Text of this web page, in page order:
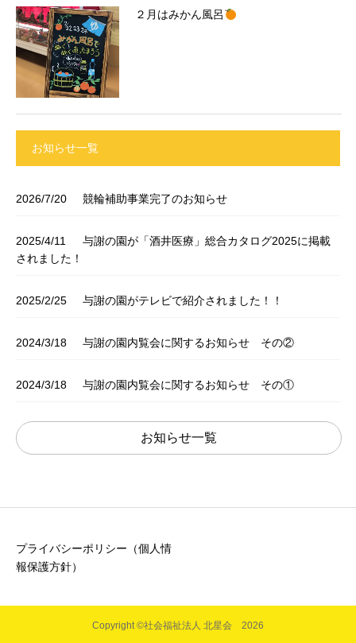
２月はみかん風呂
お知らせ一覧
2026/7/20 競輪補助事業完了のお知らせ
2025/4/11
与謝の園が「酒井医療」総合カタログ2025に掲載
されました！
2025/2/25 与謝の園がテレビで紹介されました！！
2024/3/18 与謝の園内覧会に関するお知らせ その②
2024/3/18 与謝の園内覧会に関するお知らせ その①
お知らせ一覧
プライバシーポリシー（個人情
報保護方針）
Copyright ©社会福祉法人 北星会 2026